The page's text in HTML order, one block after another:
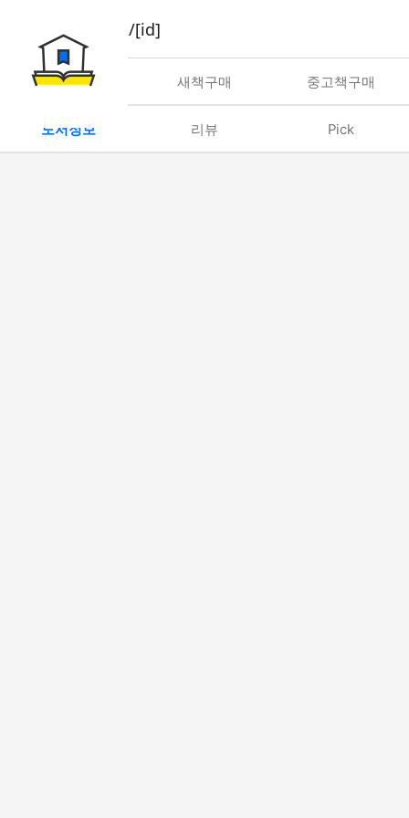
book/rent/[id]
대여 새책구매 중고책구매
도서정보 리뷰 Pick